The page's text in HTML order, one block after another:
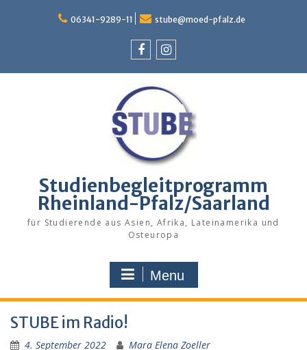
06341-9289-11 stube@moed-pfalz.de
Studienbegleitprogramm
Rheinland-Pfalz/Saarland
für Studierende aus Asien, Afrika, Lateinamerika und
Osteuropa
Menu
STUBE im Radio!
4. September 2022 Mara Elena Zoeller